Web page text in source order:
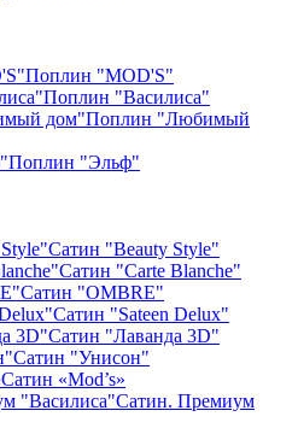
Поплин "MOD'S"
Поплин "Василиса"
Поплин "Любимый
Поплин "Эльф"
Сатин "Beauty Style"
Сатин "Carte Blanche"
Сатин "OMBRE"
Сатин "Sateen Delux"
Сатин "Лаванда 3D"
Сатин "Унисон"
Сатин «Mod’s»
Сатин. Премиум